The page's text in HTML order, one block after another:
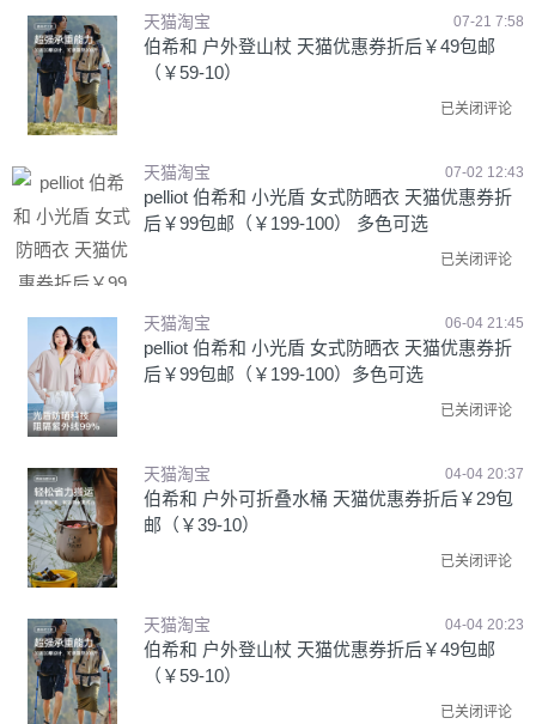
天猫淘宝 07-21 7:58
伯希和 户外登山杖 天猫优惠券折后￥49包邮
（￥59-10）
已关闭评论
天猫淘宝 07-02 12:43
pelliot 伯希和 小光盾 女式防晒衣 天猫优惠券折
后￥99包邮（￥199-100） 多色可选
已关闭评论
天猫淘宝 06-04 21:45
pelliot 伯希和 小光盾 女式防晒衣 天猫优惠券折
后￥99包邮（￥199-100）多色可选
已关闭评论
天猫淘宝 04-04 20:37
伯希和 户外可折叠水桶 天猫优惠券折后￥29包
邮（￥39-10）
已关闭评论
天猫淘宝 04-04 20:23
伯希和 户外登山杖 天猫优惠券折后￥49包邮
（￥59-10）
已关闭评论